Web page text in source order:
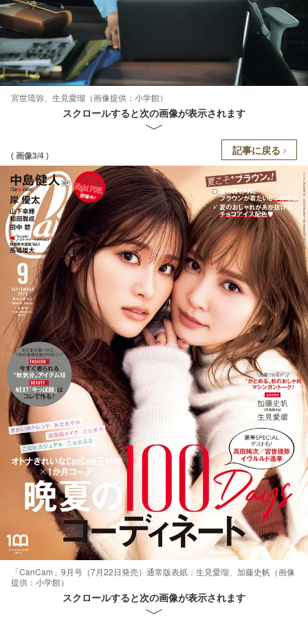
宮世琉弥、生見愛瑠（画像提供：小学館）
スクロールすると次の画像が表示されます
( 画像3/4 ) 記事に戻る
「CanCam」9月号（7月22日発売）通常版表紙：生見愛瑠、加藤史帆（画像
提供：小学館）
スクロールすると次の画像が表示されます